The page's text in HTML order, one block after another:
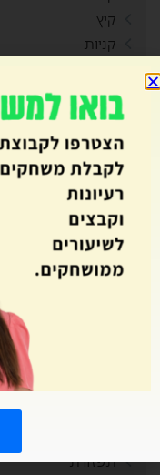
קיץ
קניות
רביעיות
רגשות
ריכוז חברתי
רכילות
רכישת קריאה
רפלקציה
שאילת שאלות
שבוע עליות
שטף ודיוק קריאה
שמועות
תפזורת